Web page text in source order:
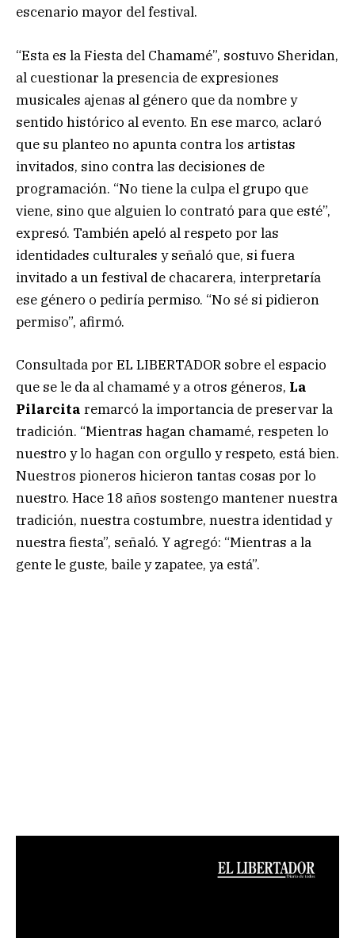
escenario mayor del festival.
“Esta es la Fiesta del Chamamé”, sostuvo Sheridan,
al cuestionar la presencia de expresiones
musicales ajenas al género que da nombre y
sentido histórico al evento. En ese marco, aclaró
que su planteo no apunta contra los artistas
invitados, sino contra las decisiones de
programación. “No tiene la culpa el grupo que
viene, sino que alguien lo contrató para que esté”,
expresó. También apeló al respeto por las
identidades culturales y señaló que, si fuera
invitado a un festival de chacarera, interpretaría
ese género o pediría permiso. “No sé si pidieron
permiso”, afirmó.
Consultada por EL LIBERTADOR sobre el espacio
que se le da al chamamé y a otros géneros, La
Pilarcita remarcó la importancia de preservar la
tradición. “Mientras hagan chamamé, respeten lo
nuestro y lo hagan con orgullo y respeto, está bien.
Nuestros pioneros hicieron tantas cosas por lo
nuestro. Hace 18 años sostengo mantener nuestra
tradición, nuestra costumbre, nuestra identidad y
nuestra fiesta”, señaló. Y agregó: “Mientras a la
gente le guste, baile y zapatee, ya está”.